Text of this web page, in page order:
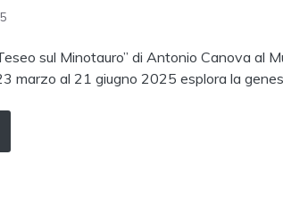
sul Minotauro” di Antonio Canova al
marzo al 21 giugno 2025 esplora la genesi